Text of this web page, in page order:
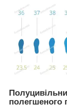
полегшеного